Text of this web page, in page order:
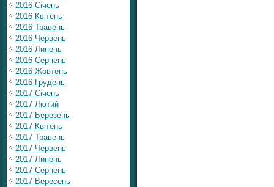
2016 Січень
2016 Квітень
2016 Травень
2016 Червень
2016 Липень
2016 Серпень
2016 Жовтень
2016 Грудень
2017 Січень
2017 Лютий
2017 Березень
2017 Квітень
2017 Травень
2017 Червень
2017 Липень
2017 Серпень
2017 Вересень